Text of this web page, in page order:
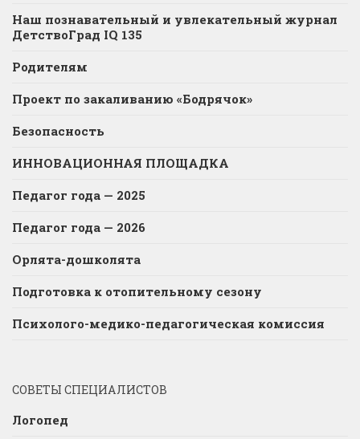
Наш познавательный и увлекательный журнал
ДетствоГрад IQ 135
Родителям
Проект по закаливанию «Бодрячок»
Безопасность
ИННОВАЦИОННАЯ ПЛОЩАДКА
Педагог года — 2025
Педагог года — 2026
Орлята-дошколята
Подготовка к отопительному сезону
Психолого-медико-педагогическая комиссия
СОВЕТЫ СПЕЦИАЛИСТОВ
Логопед